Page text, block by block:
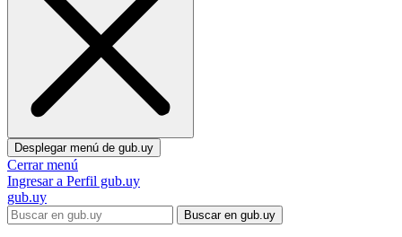
Desplegar menú de gub.uy
Cerrar menú
Ingresar a Perfil gub.uy
gub.uy
Buscar en gub.uy